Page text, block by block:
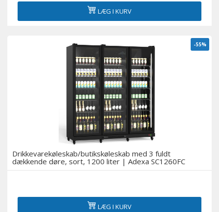
LÆG I KURV
-55%
Drikkevarekøleskab/butikskøleskab med 3 fuldt
dækkende døre, sort, 1200 liter | Adexa SC1260FC
LÆG I KURV